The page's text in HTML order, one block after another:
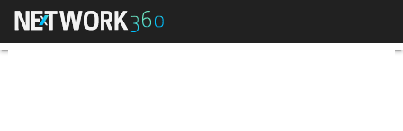
Tecnologie di frontiera, il